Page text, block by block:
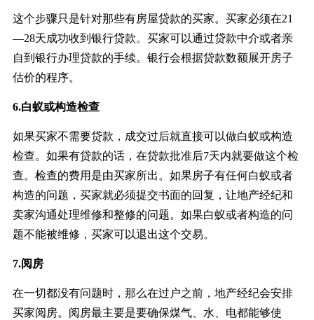
这个步骤只是针对那些有房屋贷款的买家。买家必须在21
—28天成功收到银行贷款。买家可以通过贷款中介或者亲
自到银行办理贷款的手续。银行会根据贷款数额展开房子
估价的程序。
6.白蚁或构造检查
如果买家不需要贷款，成交过后就直接可以做白蚁或构造
检查。如果有贷款的话，在贷款批准后7天内就要做这个检
查。检查的费用是由买家所出。如果房子有任何白蚁或者
构造的问题，买家就必须提交书面的回复，让地产经纪和
卖家沟通处理维修和整修的问题。如果白蚁或者构造的问
题不能被维修，买家可以退出这个交易。
7.阅房
在一切都没有问题时，那么在过户之前，地产经纪会安排
买家阅房。阅房最主要是要确保煤气、水、电都能够使